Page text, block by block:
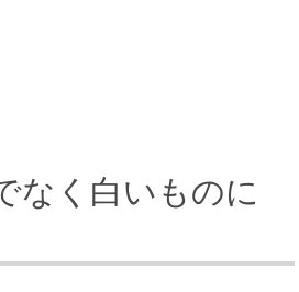
なく白いものに